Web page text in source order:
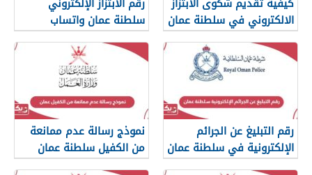
الالكتروني في سلطنة عمان
سلطنة عمان واتساب
رقم التبليغ عن الجرائم
الإلكترونية في سلطنة عمان
2026
نموذج رسالة عدم ممانعة
من الكفيل سلطنة عمان